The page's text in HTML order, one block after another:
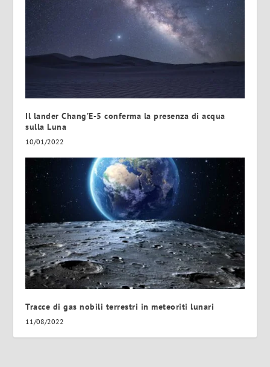
Il lander Chang’E-5 conferma la presenza di acqua
sulla Luna
10/01/2022
Tracce di gas nobili terrestri in meteoriti lunari
11/08/2022